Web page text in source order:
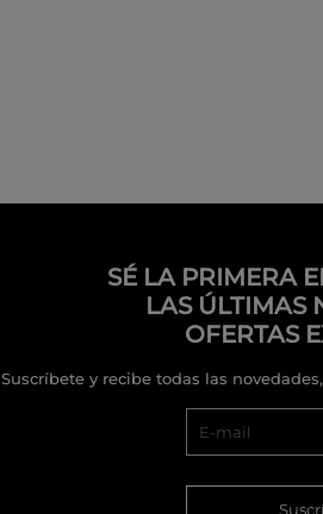
SÉ LA PRIMERA
LAS ÚLTIMAS
OFERTAS
Suscríbete y recibe todas las